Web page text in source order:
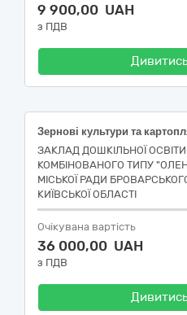
9 900,00 UAH
з ПДВ
Зернові культури та
ЗАКЛАД ДОШКІЛЬНОЇ
КОМБІНОВАНОГО ТИПУ
МІСЬКОЇ РАДИ
КИЇВСЬКОЇ ОБЛАСТІ
Очікувана вартість
36 000,00 UAH
з ПДВ